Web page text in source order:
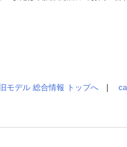
モデル 総合情報 トップへ